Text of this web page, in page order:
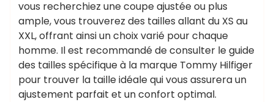
vous recherchiez une coupe ajustée ou plus
ample, vous trouverez des tailles allant du XS au
XXL, offrant ainsi un choix varié pour chaque
homme. Il est recommandé de consulter le guide
des tailles spécifique à la marque Tommy Hilfiger
pour trouver la taille idéale qui vous assurera un
ajustement parfait et un confort optimal.